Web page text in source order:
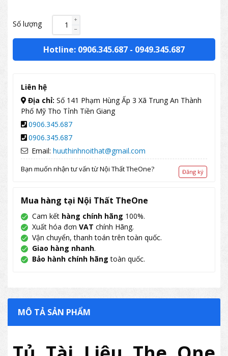
Số lượng
Hotline: 0906.345.687 - 0949.345.687
Liên hệ
Địa chỉ: Số 141 Phạm Hùng Ấp 3 Xã Trung An Thành
Phố Mỹ Tho Tỉnh Tiền Giang
0906.345.687
0906.345.687
Email: huuthinhnoithat@gmail.com
Bạn muốn nhận tư vấn từ Nội Thất TheOne? Đăng ký
Mua hàng tại Nội Thất TheOne
Cam kết hàng chính hãng 100%.
Xuất hóa đơn VAT chính Hãng.
Vận chuyển, thanh toán trên toàn quốc.
Giao hàng nhanh.
Bảo hành chính hãng toàn quốc.
MÔ TẢ SẢN PHẨM